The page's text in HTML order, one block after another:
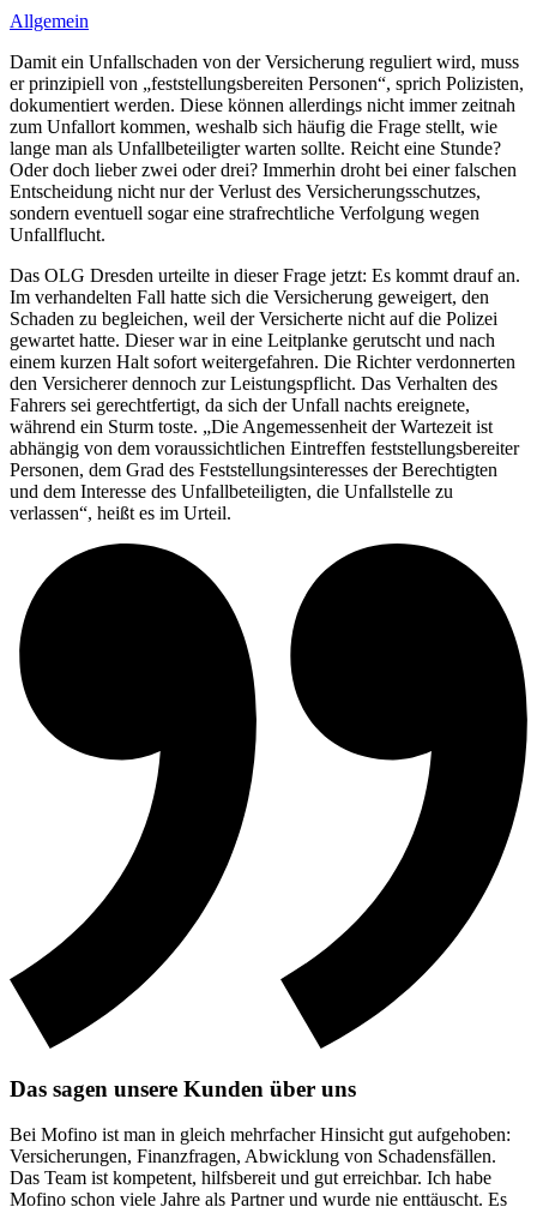
Allgemein
Damit ein Unfallschaden von der Versicherung reguliert wird, muss
er prinzipiell von „feststellungsbereiten Personen“, sprich Polizisten,
dokumentiert werden. Diese können allerdings nicht immer zeitnah
zum Unfallort kommen, weshalb sich häufig die Frage stellt, wie
lange man als Unfallbeteiligter warten sollte. Reicht eine Stunde?
Oder doch lieber zwei oder drei? Immerhin droht bei einer falschen
Entscheidung nicht nur der Verlust des Versicherungsschutzes,
sondern eventuell sogar eine strafrechtliche Verfolgung wegen
Unfallflucht.
Das OLG Dresden urteilte in dieser Frage jetzt: Es kommt drauf an.
Im verhandelten Fall hatte sich die Versicherung geweigert, den
Schaden zu begleichen, weil der Versicherte nicht auf die Polizei
gewartet hatte. Dieser war in eine Leitplanke gerutscht und nach
einem kurzen Halt sofort weitergefahren. Die Richter verdonnerten
den Versicherer dennoch zur Leistungspflicht. Das Verhalten des
Fahrers sei gerechtfertigt, da sich der Unfall nachts ereignete,
während ein Sturm toste. „Die Angemessenheit der Wartezeit ist
abhängig von dem voraussichtlichen Eintreffen feststellungsbereiter
Personen, dem Grad des Feststellungsinteresses der Berechtigten
und dem Interesse des Unfallbeteiligten, die Unfallstelle zu
verlassen“, heißt es im Urteil.
Das sagen unsere Kunden über uns
Bei Mofino ist man in gleich mehrfacher Hinsicht gut aufgehoben:
Versicherungen, Finanzfragen, Abwicklung von Schadensfällen.
Das Team ist kompetent, hilfsbereit und gut erreichbar. Ich habe
Mofino schon viele Jahre als Partner und wurde nie enttäuscht. Es